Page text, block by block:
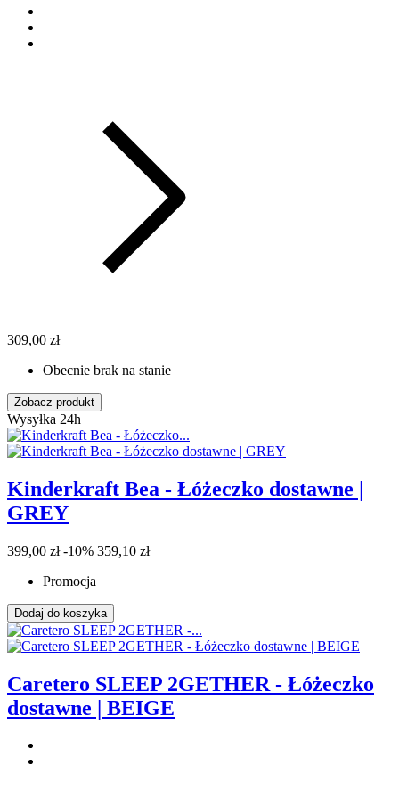
309,00 zł
Obecnie brak na stanie
Zobacz produkt
Wysyłka 24h
Kinderkraft Bea - Łóżeczko dostawne |
GREY
399,00 zł -10% 359,10 zł
Promocja
Dodaj do koszyka
Caretero SLEEP 2GETHER - Łóżeczko
dostawne | BEIGE